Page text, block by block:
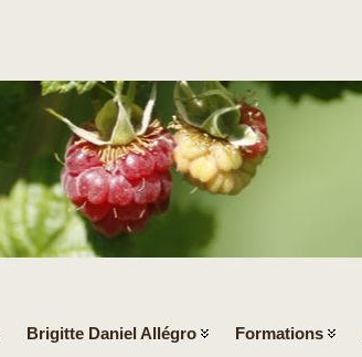
Brigitte Daniel Allégro Formations